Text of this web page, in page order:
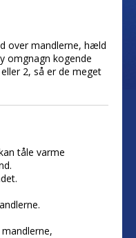
over mandlerne, hæld
omgnagn kogende
2, så er de meget
tåle varme